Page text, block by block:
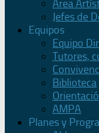
Área
Jefes de
Equipos
Equipo
Tutores,
Biblioteca
AMPA
Planes y